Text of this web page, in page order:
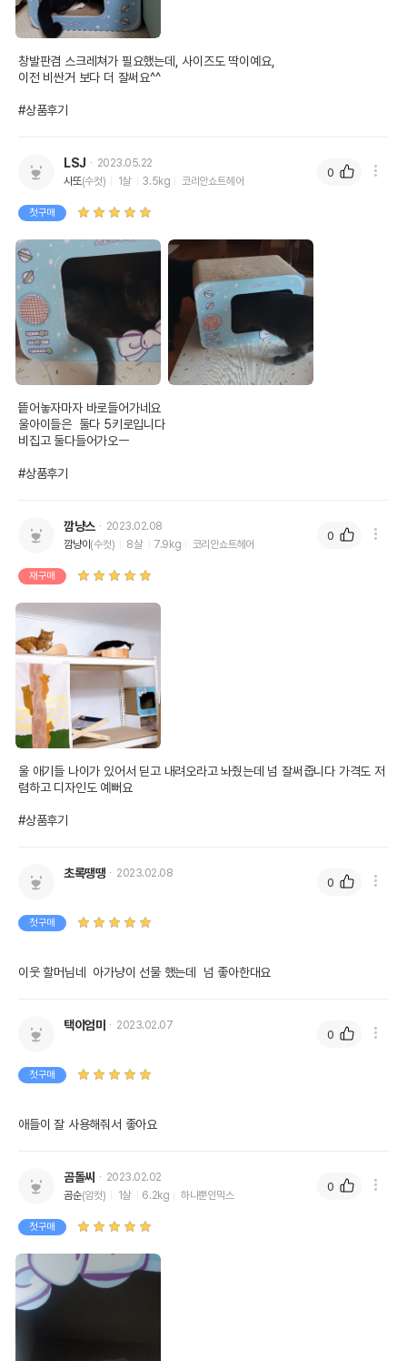
창발판겸 스크레쳐가 필요했는데, 사이즈도 딱이예요,
이전 비싼거 보다 더 잘써요^^
#상품후기
LSJ
2023.05.22
사또(수컷) 1살 3.5kg 코리안쇼트헤어
첫구매
띁어놓자마자 바로들어가네요
울아이들은  둘다 5키로입니다
비집고 둘다들어가오ㅡ
#상품후기
0
깜냥스
2023.02.08
깜냥이 (수컷) 8살 7.9kg 코리안쇼트헤어
재구매
울 애기들 나이가 있어서 딛고 내려오라고 놔줬는데 넘 잘써줍니다 가격도 저
렴하고 디자인도 예뻐요
#상품후기
0
초록땡땡 2023.02.08
첫구매
0
택이엄마 2023.02.07
첫구매
애들이 잘 사용해줘서 좋아요
0
곰돌씨
2023.02.02
곰순(암컷) 1살 6.2kg 하나뿐인믹스
첫구매
0